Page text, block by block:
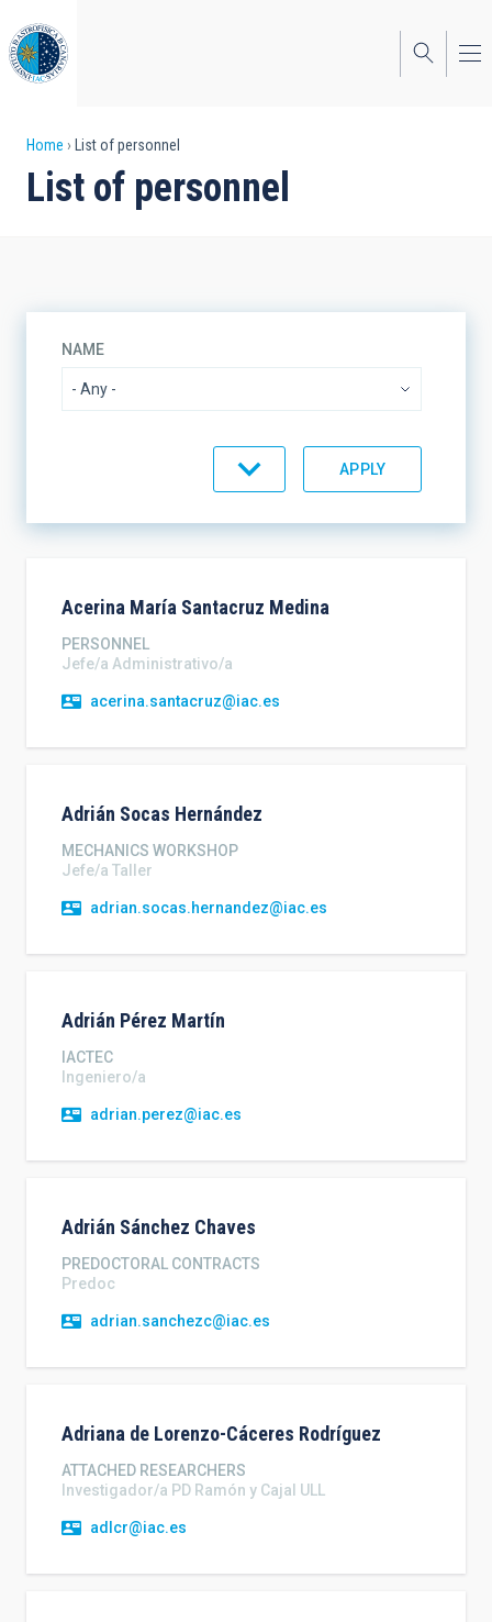
to
main
content
Breadcrumb
Home List of personnel
List of personnel
NAME
Acerina María Santacruz Medina
PERSONNEL
Jefe/a Administrativo/a
acerina.santacruz@iac.es
Adrián Socas Hernández
MECHANICS WORKSHOP
Jefe/a Taller
adrian.socas.hernandez@iac.es
Adrián Pérez Martín
IACTEC
Ingeniero/a
adrian.perez@iac.es
Adrián Sánchez Chaves
PREDOCTORAL CONTRACTS
Predoc
adrian.sanchezc@iac.es
Adriana de Lorenzo-Cáceres Rodríguez
ATTACHED RESEARCHERS
Investigador/a PD Ramón y Cajal ULL
adlcr@iac.es